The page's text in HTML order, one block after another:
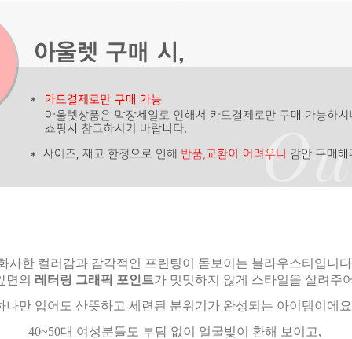
사한 컬러감과 감각적인 프린팅이 돋보이는 블라우스티입니
면의 레터링 그래픽 포인트가 밋밋하지 않게 스타일을 살려주어
나만 입어도 산뜻하고 세련된 분위기가 완성되는 아이템이에
40~50대 여성분들도 부담 없이 얼굴빛이 환해 보이고,